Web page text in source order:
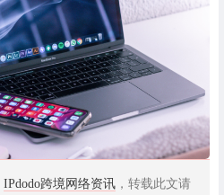
IPdodo跨境网络资讯 ，转载此文请